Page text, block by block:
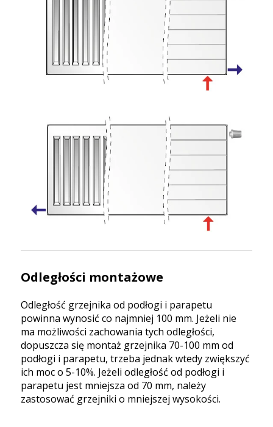
Odległości montażowe
Odległość grzejnika od podłogi i parapetu
powinna wynosić co najmniej 100 mm. Jeżeli nie
ma możliwości zachowania tych odległości,
dopuszcza się montaż grzejnika 70-100 mm od
podłogi i parapetu, trzeba jednak wtedy zwiększyć
ich moc o 5-10%. Jeżeli odległość od podłogi i
parapetu jest mniejsza od 70 mm, należy
zastosować grzejniki o mniejszej wysokości.